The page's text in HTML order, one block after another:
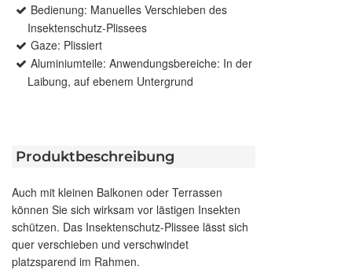
Bedienung: Manuelles Verschieben des
Insektenschutz-Plissees
Gaze: Plissiert
Aluminiumteile: Anwendungsbereiche: In der
Laibung, auf ebenem Untergrund
Produktbeschreibung
Auch mit kleinen Balkonen oder Terrassen
können Sie sich wirksam vor lästigen Insekten
schützen. Das Insektenschutz-Plissee lässt sich
quer verschieben und verschwindet
platzsparend im Rahmen.